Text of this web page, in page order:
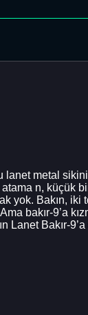
metal sikini
n, küçük
yok. Bakın, iki
bakır-9’a
Lanet Bakır-